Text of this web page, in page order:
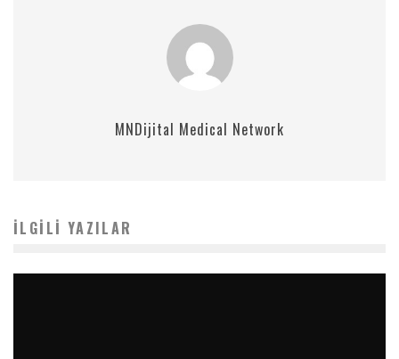
MNDijital Medical Network
İLGILI YAZILAR